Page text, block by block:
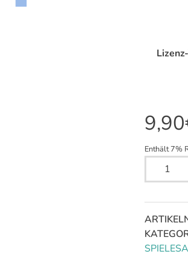
9,90
Enthält 7%
Spiele
für
den
[Digital]